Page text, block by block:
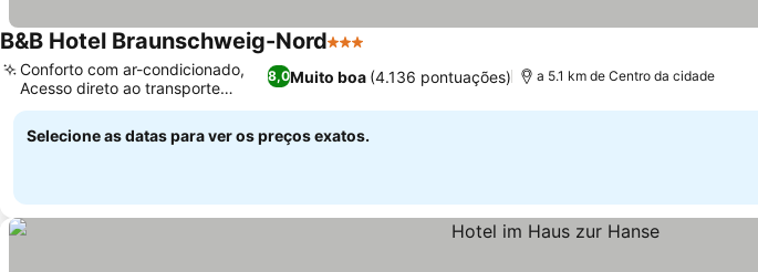
B&B Hotel Braunschweig-Nord3 Estrelas
8,0Muito boa (4.136 pontuações)
Conforto com ar-condicionado,
Acesso direto ao transporte
público
a 5.1 km de Centro da cidade
Selecione as datas para ver os preços exatos.